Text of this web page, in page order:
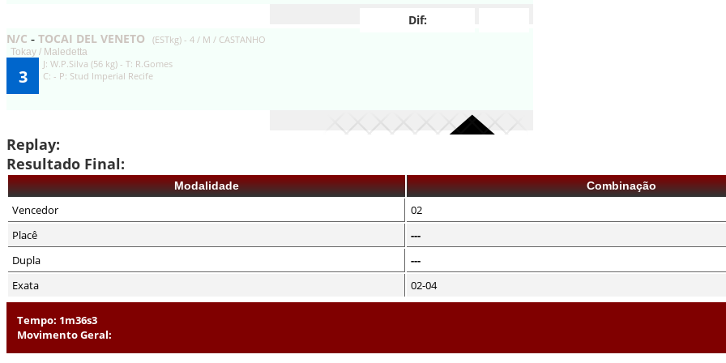
Dif:
N/C - TOCAI DEL VENETO (ESTkg) - 4 / M / CASTANHO
Tokay / Maledetta
3
J: W.P.Silva (56 kg) - T: R.Gomes
C: - P: Stud Imperial Recife
Replay:
Resultado Final:
Modalidade Combinação
Vencedor 02
Placê
---
Dupla
---
Exata
02-04
Tempo: 1m36s3
Movimento Geral: